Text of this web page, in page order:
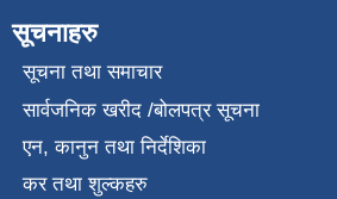
सूचनाहरु
सूचना तथा समाचार
सार्वजनिक खरीद /बोलपत्र सूचना
एन, कानुन तथा निर्देशिका
कर तथा शुल्कहरु